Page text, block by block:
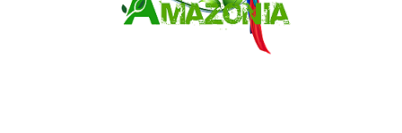
Saltar
implicados en caso de Alison,
oriunda de Tena
Vozinha, el arquero sensación de
cabo Verde, ya llegó para